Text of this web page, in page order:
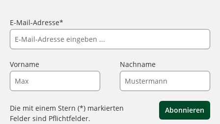
E-Mail-Adresse*
Vorname Nachname
Die mit einem Stern (*) markierten
Felder sind Pflichtfelder.
Abonnieren